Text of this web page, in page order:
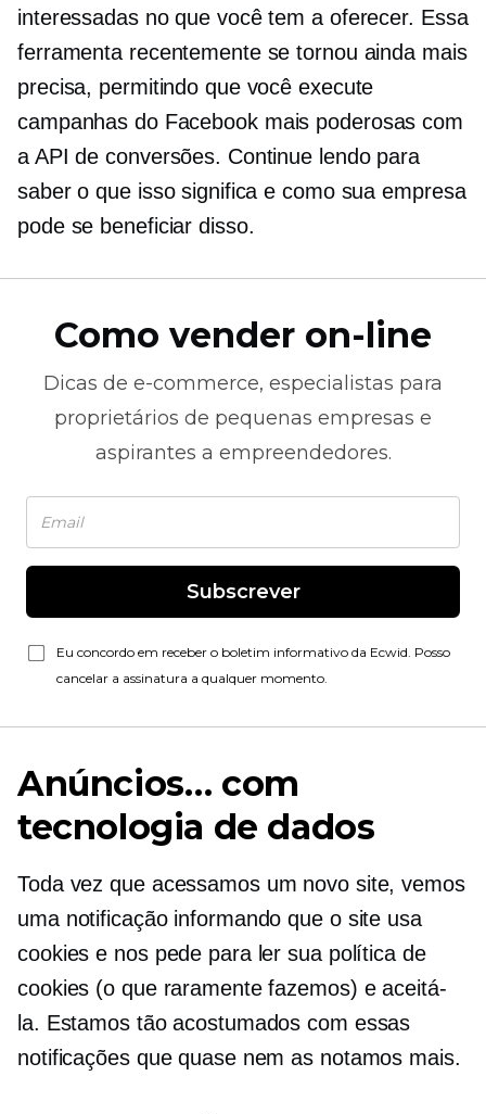
interessadas no que você tem a oferecer. Essa
ferramenta recentemente se tornou ainda mais
precisa, permitindo que você execute
campanhas do Facebook mais poderosas com
a API de conversões. Continue lendo para
saber o que isso significa e como sua empresa
pode se beneficiar disso.
Como vender on-line
Dicas de e-commerce, especialistas para
proprietários de pequenas empresas e
aspirantes a empreendedores.
Subscrever
Eu concordo em receber o boletim informativo da Ecwid. Posso
cancelar a assinatura a qualquer momento.
Anúncios… com
tecnologia de dados
Toda vez que acessamos um novo site, vemos
uma notificação informando que o site usa
cookies e nos pede para ler sua política de
cookies (o que raramente fazemos) e aceitá-
la. Estamos tão acostumados com essas
notificações que quase nem as notamos mais.